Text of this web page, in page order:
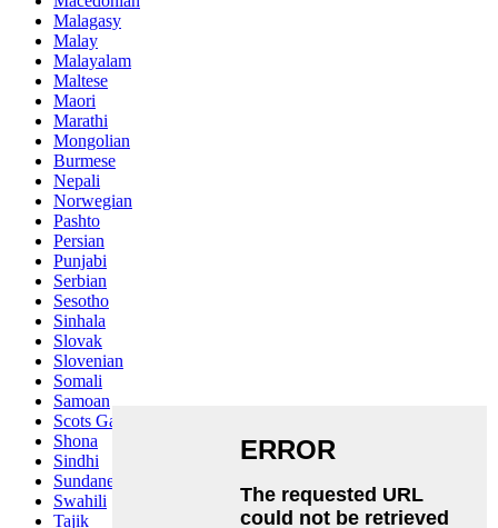
Malagasy
Malay
Malayalam
Maltese
Maori
Marathi
Mongolian
Burmese
Nepali
Norwegian
Pashto
Persian
Punjabi
Serbian
Sesotho
Sinhala
Slovak
Slovenian
Somali
Samoan
Scots Gaelic
Shona
Sindhi
Sundanese
Swahili
Tajik